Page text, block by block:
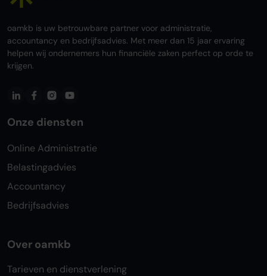
oamkb is uw betrouwbare partner voor administratie,
accountancy en bedrijfsadvies. Met meer dan 15 jaar ervaring
helpen wij ondernemers hun financiële zaken perfect op orde te
krijgen.
Onze diensten
Online Administratie
Belastingadvies
Accountancy
Bedrijfsadvies
Over oamkb
Tarieven en dienstverlening